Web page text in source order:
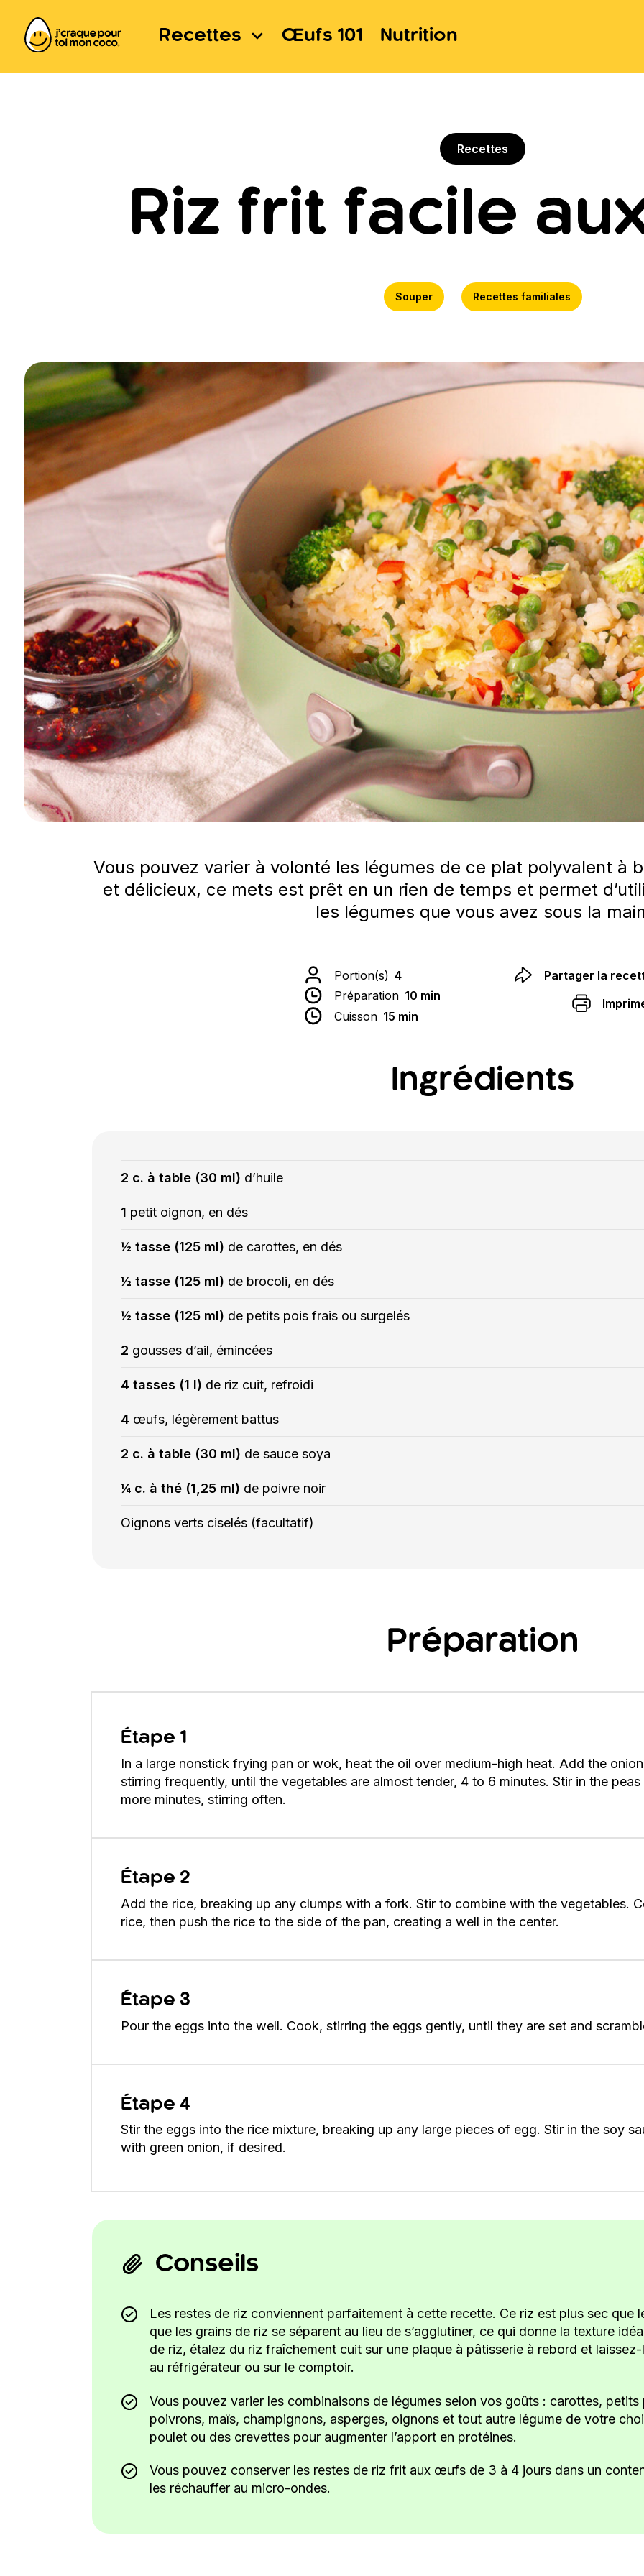
Recettes Œufs 101 Nutrition
Recettes
Riz frit facile
Souper Recettes familiales
Vous pouvez varier à volonté les légumes de ce plat polyvalent à
et délicieux, ce mets est prêt en un rien de temps et permet
les légumes que vous avez sous la
Portion(s) 4
Préparation 10 min
Cuisson 15 min
Partager la
Ingrédients
2 c. à table (30 ml) d’huile
1 petit oignon, en dés
½ tasse (125 ml) de carottes, en dés
½ tasse (125 ml) de brocoli, en dés
½ tasse (125 ml) de petits pois frais ou surgelés
2 gousses d’ail, émincées
4 tasses (1 l) de riz cuit, refroidi
4 œufs, légèrement battus
2 c. à table (30 ml) de sauce soya
¼ c. à thé (1,25 ml) de poivre noir
Oignons verts ciselés (facultatif)
Préparation
Étape 1
In a large nonstick frying pan or wok, heat the oil over medium-high heat. Add the
stirring frequently, until the vegetables are almost tender, 4 to 6 minutes. Stir in the
more minutes, stirring often.
Étape 2
Add the rice, breaking up any clumps with a fork. Stir to combine with the vegetables.
rice, then push the rice to the side of the pan, creating a well in the center.
Étape 3
Pour the eggs into the well. Cook, stirring the eggs gently, until they are set and
Étape 4
Stir the eggs into the rice mixture, breaking up any large pieces of egg. Stir in the soy
with green onion, if desired.
Conseils
Les restes de riz conviennent parfaitement à cette recette. Ce riz est plus sec que
que les grains de riz se séparent au lieu de s’agglutiner, ce qui donne la texture
de riz, étalez du riz fraîchement cuit sur une plaque à pâtisserie à rebord et
au réfrigérateur ou sur le comptoir.
Vous pouvez varier les combinaisons de légumes selon vos goûts : carottes,
poivrons, maïs, champignons, asperges, oignons et tout autre légume de votre
poulet ou des crevettes pour augmenter l’apport en protéines.
Vous pouvez conserver les restes de riz frit aux œufs de 3 à 4 jours dans un
les réchauffer au micro-ondes.